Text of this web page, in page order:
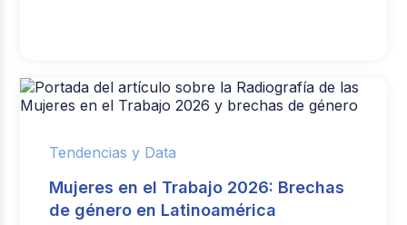
Tendencias y Data
Mujeres en el Trabajo 2026: Brechas
de género en Latinoamérica